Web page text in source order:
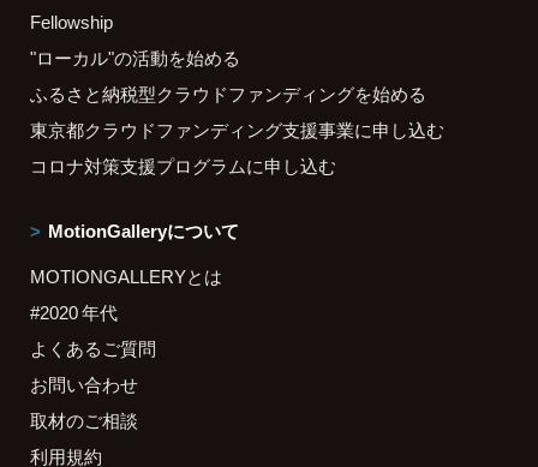
Fellowship
"ローカル"の活動を始める
ふるさと納税型クラウドファンディングを始める
東京都クラウドファンディング支援事業に申し込む
コロナ対策支援プログラムに申し込む
MotionGalleryについて
MOTIONGALLERYとは
#2020 年代
よくあるご質問
お問い合わせ
取材のご相談
利用規約